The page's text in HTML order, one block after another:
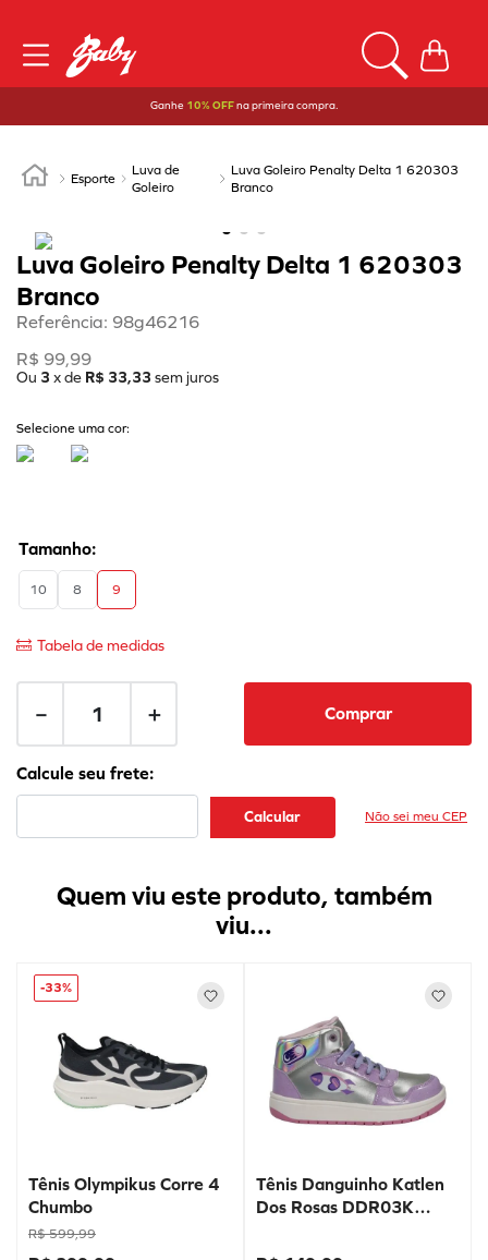
Ganhe 10% OFFna primeira compra.
Esporte
Luva de
Goleiro
Luva Goleiro Penalty Delta 1 620303
Branco
Luva Goleiro Penalty Delta 1 620303
Branco
Referência: 98g46216
R$ 99,99
Ou 3 x de R$ 33,33 sem juros
Selecione uma cor:
10 8 9
Tabela de medidas
＋
－ Comprar
Não sei meu CEP
Quem viu este produto, também
viu...
-33%
Tênis Olympikus Corre 4
Chumbo
R$ 599,99
Tênis Danguinho Katlen
Dos Rosas DDR03K